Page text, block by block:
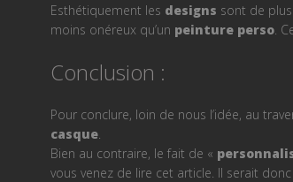
Esthétiquement les designs sont de
moins onéreux qu’un peinture perso .
Conclusion :
Pour conclure, loin de nous l’idée, au
casque
Bien au contraire, le fait de «
vous venez de lire cet article. Il serait